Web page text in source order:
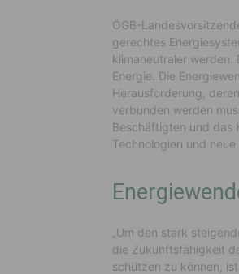
ÖGB-
gerechtes
klimaneutraler werden.
Energie. Die
Herausforderung,
verbunden werden
Beschäftigten und das
Technologien und neue
„Um den stark
die Zukunftsfähigkeit
schützen zu können,